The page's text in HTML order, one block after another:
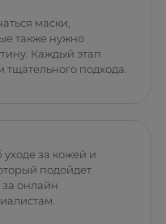
маски,
также нужно
Каждый этап
тщательного подхода.
уходе за кожей и
подойдет
онлайн